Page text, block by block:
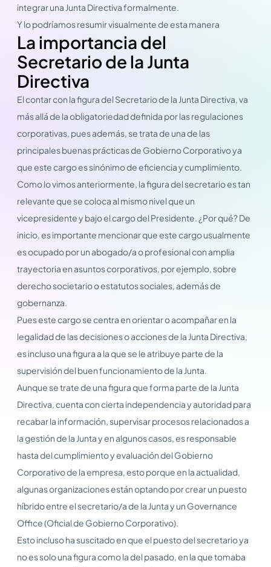
integrar una Junta Directiva formalmente.
Y lo podríamos resumir visualmente de esta manera
La importancia del
Secretario de la Junta
Directiva
El contar con la figura del Secretario de la Junta Directiva, va
más allá de la obligatoriedad definida por las regulaciones
corporativas, pues además, se trata de una de las
principales buenas prácticas de Gobierno Corporativo ya
que este cargo es sinónimo de eficiencia y cumplimiento.
Como lo vimos anteriormente, la figura del secretario es tan
relevante que se coloca al mismo nivel que un
vicepresidente y bajo el cargo del Presidente. ¿Por qué? De
inicio, es importante mencionar que este cargo usualmente
es ocupado por un abogado/a o profesional con amplia
trayectoria en asuntos corporativos, por ejemplo, sobre
derecho societario o estatutos sociales, además de
gobernanza.
Pues este cargo se centra en orientar o acompañar en la
legalidad de las decisiones o acciones de la Junta Directiva,
es incluso una figura a la que se le atribuye parte de la
supervisión del buen funcionamiento de la Junta.
Aunque se trate de una figura que forma parte de la Junta
Directiva, cuenta con cierta independencia y autoridad para
recabar la información, supervisar procesos relacionados a
la gestión de la Junta y en algunos casos, es responsable
hasta del cumplimiento y evaluación del Gobierno
Corporativo de la empresa, esto porque en la actualidad,
algunas organizaciones están optando por crear un puesto
híbrido entre el secretario/a de la Junta y un Governance
Office (Oficial de Gobierno Corporativo).
Esto incluso ha suscitado en que el puesto del secretario ya
no es solo una figura como la del pasado, en la que tomaba